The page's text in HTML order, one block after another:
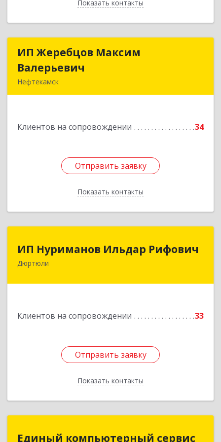
Показать контакты
Назад
ИП Жеребцов Максим
Валерьевич
Нефтекамск
Клиентов на сопровождении 34
Отправить заявку
Показать контакты
ИП Жеребцов Максим
Подробнее
Отправить заявку
Назад
ИП Нуриманов Ильдар Рифович
Дюртюли
Клиентов на сопровождении 33
Отправить заявку
Показать контакты
ИП Нуриманов Ильдар Рифович
452320, Башкортостан Респ, Дюртюли г,
Отправить заявку
Назад
Единый компьютерный сервис
Единый компьютерный сервис